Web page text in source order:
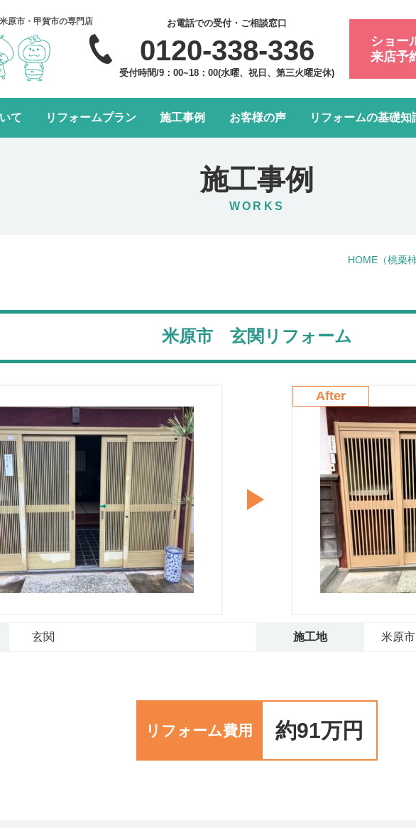
原市・甲賀市の専門店 お電話での受付・ご相談窓口
0120-338-336
受付時間/9：00~18：00(水曜、祝日、第三火曜定休)
ショー
来店予
て リフォームプラン
水まわり4点パック LDK改装リフォーム
施工事例 お客様の声 リフォームの基礎知
施工事例
WORKS
HOME （桃栗
米原市 玄関リフォーム
After
玄関 施工地 米原市
リフォーム費用 約91万円